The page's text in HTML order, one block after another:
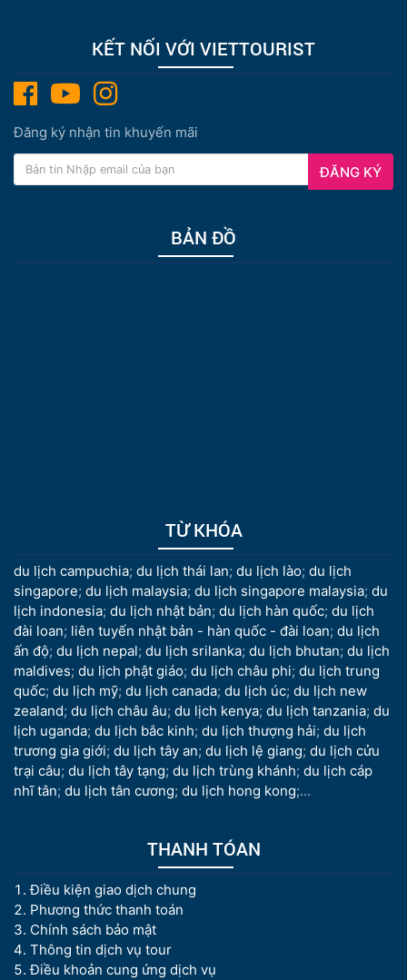
KẾT NỐI VỚI VIETTOURIST
Đăng ký nhận tin khuyến mãi
ĐĂNG KÝ
BẢN ĐỒ
TỪ KHÓA
du lịch campuchia; du lịch thái lan; du lịch lào; du lịch
singapore; du lịch malaysia; du lịch singapore malaysia; du
lịch indonesia; du lịch nhật bản; du lịch hàn quốc; du lịch
đài loan; liên tuyến nhật bản - hàn quốc - đài loan; du lịch
ấn độ; du lịch nepal; du lịch srilanka; du lịch bhutan; du lịch
maldives; du lịch phật giáo; du lịch châu phi; du lịch trung
quốc; du lịch mỹ; du lịch canada; du lịch úc; du lịch new
zealand; du lịch châu âu; du lịch kenya; du lịch tanzania; du
lịch uganda; du lịch bắc kinh; du lịch thượng hải; du lịch
trương gia giới; du lịch tây an; du lịch lệ giang; du lịch cửu
trại câu; du lịch tây tạng; du lịch trùng khánh; du lịch cáp
nhĩ tân; du lịch tân cương; du lịch hong kong;...
THANH TÓAN
Điều kiện giao dịch chung
Phương thức thanh toán
Chính sách bảo mật
Thông tin dịch vụ tour
Điều khoản cung ứng dịch vụ